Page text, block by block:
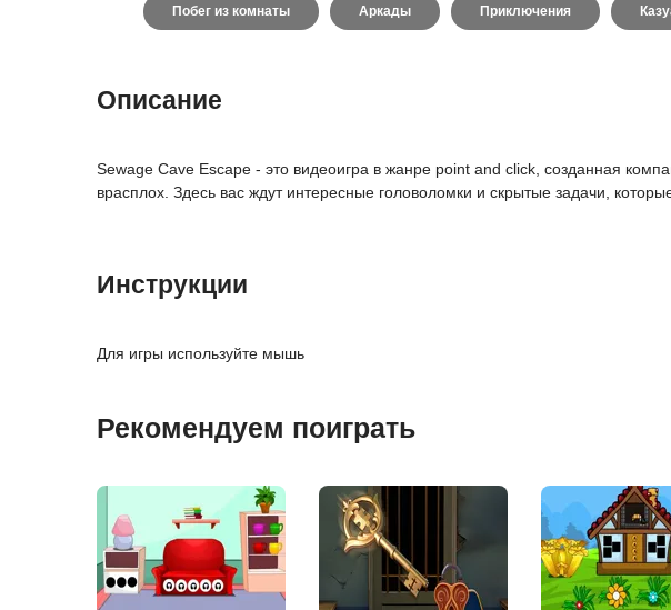
Побег из комнаты Аркады Приключения
Описание
Sewage Cave Escape - это видеоигра в жанре point and click, созданная
врасплох. Здесь вас ждут интересные головоломки и скрытые задачи,
Инструкции
Для игры используйте мышь
Рекомендуем поиграть